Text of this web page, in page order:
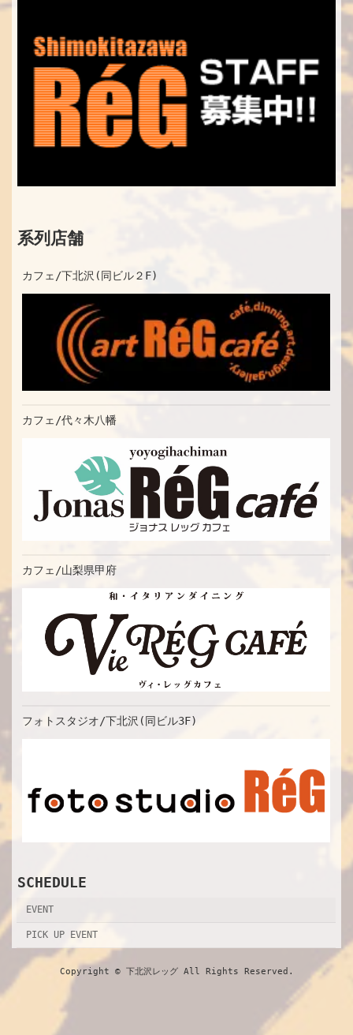
系列店舗
カフェ/下北沢(同ビル２F)
カフェ/代々木八幡
カフェ/山梨県甲府
フォトスタジオ/下北沢(同ビル3F)
SCHEDULE
EVENT
PICK UP EVENT
Copyright © 下北沢レッグ All Rights Reserved.